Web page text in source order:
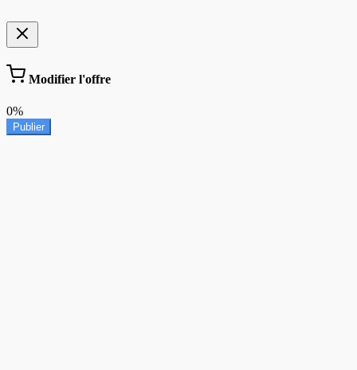
Modifier l'offre
0%
Publier